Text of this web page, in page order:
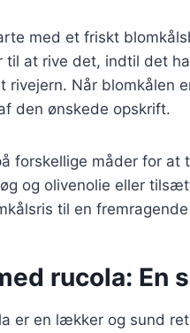
med et friskt
til at rive det, indtil det
rivejern. Når blomkålen
den ønskede opskrift.
forskellige måder for at
og olivenolie eller
til en
rucola: En
er en lækker og sund